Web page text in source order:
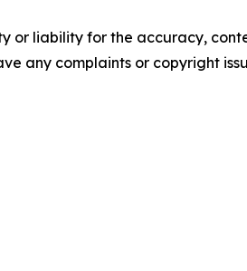
or liability for the accuracy,
any complaints or copyright